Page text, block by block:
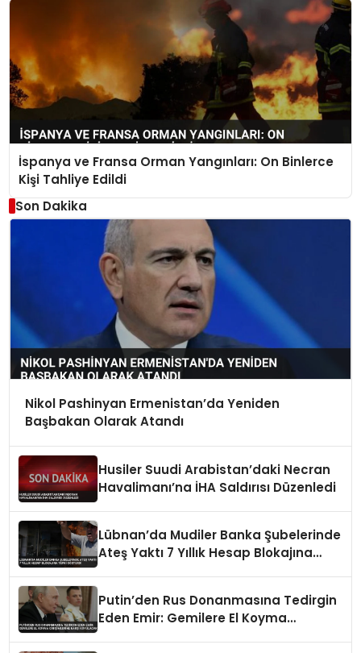
İspanya ve Fransa Orman Yangınları: On Binlerce
Kişi Tahliye Edildi
Son Dakika
Nikol Pashinyan Ermenistan’da Yeniden
Başbakan Olarak Atandı
Husiler Suudi Arabistan’daki Necran
Havalimanı’na İHA Saldırısı Düzenledi
Lübnan’da Mudiler Banka Şubelerinde
Ateş Yaktı 7 Yıllık Hesap Blokajına
Putin’den Rus Donanmasına Tedirgin
Eden Emir: Gemilere El Koyma